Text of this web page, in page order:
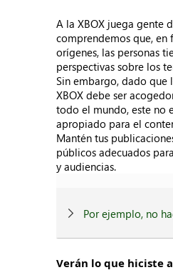
A la XBOX juega gente
comprendemos que, en
orígenes, las personas
perspectivas sobre los
Sin embargo, dado que
XBOX debe ser
todo el mundo, este no
apropiado para el
Mantén tus
públicos adecuados
y audiencias.
Por ejemplo, no
Verán lo que hiciste